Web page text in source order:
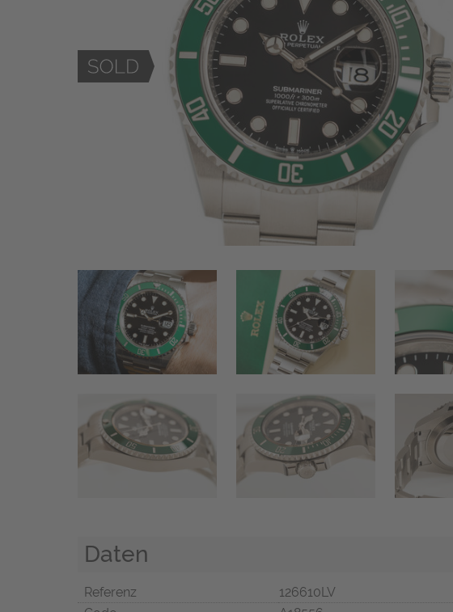
Daten
Referenz
126610LV